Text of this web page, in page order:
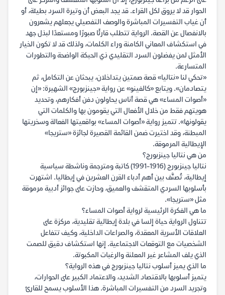
الحوار قد لا يروق لكل القراء. قد يجد البعض أن وتيرة السرد بطيئة، أو
أن غياب التفسيرات المباشرة والوصف التفصيلي يجعلهم يشعرون
بالانفصال عن القصة. الرواية تتطلب قارئًا صبورًا ومستعدًا لبذل جهد
في استكشاف المعاني الكامنة وراء الكلمات، ولذلك قد لا تكون الخيار
الأمثل لمن يفضلون السرد التقليدي ذي الحبكة الواضحة والتطورات
المتسارعة.
«تحكي لنا «نتاليا» قصة صمتين يتداخلان، يبحثان عن التكامل، ثم
يتصادمان». ويتابع «كالفينو» عن رواية «جينزبورج» الشهيرة: «إن
«أصوات المساء» هي قصة أناس يحاولون دفن أفكارهم، وتحديد
هويتهم فقط من خلال الأفعال التي يقومون بها والكلمات التي
يقولونها». تتميز رواية «أصوات المساء» بواقعيتها الفعالة وسخريتها
المبطنة، وقد اختيرت ضمن القائمة القصيرة لجائزة «ستريجا»
الإيطالية المرموقة.
من هي نتاليا جينزبورج؟
نتاليا جينزبورج (1916-1991) كاتبة ومترجمة وناشطة سياسية
إيطالية، تُصنَّف بين أهم أدباء القرن العشرين في إيطاليا. اشتهرت
بأسلوبها السردي المتقشف والعميق، وحازت على جوائز أدبية مرموقة
مثل «ستريجا».
ما هي الفكرة الرئيسية لرواية أصوات المساء؟
تتناول الرواية حياة إلسا في بلدة إيطالية تقليدية، مركزة على
العلاقات الأسرية المعقدة، والصراعات الداخلية، وكيف تتفاعل
الشخصيات مع التوقعات الاجتماعية. إنها استكشاف دقيق للصمت
الذي يلف المشاعر غير المعلنة والرغبات المكبوتة.
ما الذي يميز أسلوب نتاليا جينزبورج في هذه الرواية؟
يتميز أسلوبها بالاقتصاد الشديد، والاعتماد الكبير على الحوارات،
وتجريد السرد من التفسيرات المباشرة. هذا الأسلوب يسمح للقارئ